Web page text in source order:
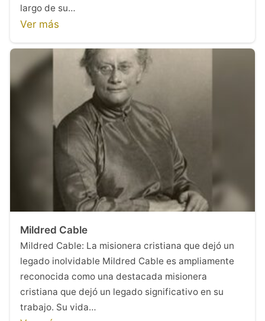
largo de su…
Ver más
Mildred Cable
Mildred Cable: La misionera cristiana que dejó un
legado inolvidable Mildred Cable es ampliamente
reconocida como una destacada misionera
cristiana que dejó un legado significativo en su
trabajo. Su vida…